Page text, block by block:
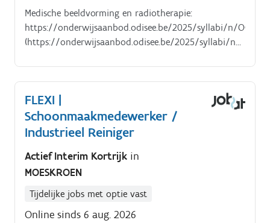
Medische beeldvorming en radiotherapie:
https://onderwijsaanbod.odisee.be/2025/syllabi/n/
(https://onderwijsaanbod.odisee.be/2025/syllabi/n/
curricula, kan je alle ECTS fiches raadplegen via
https://www.odisee.be/onderwijsaanbod
(https://www.odisee.be/onderwijsaanbod).
FLEXI |
Schoonmaakmedewerker /
Industrieel Reiniger
Actief Interim Kortrijk in
MOESKROEN
Tijdelijke jobs met optie vast
Online sinds 6 aug. 2026